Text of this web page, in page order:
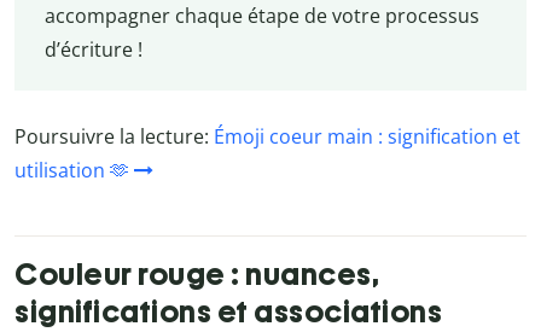
accompagner chaque étape de votre processus
d’écriture !
Poursuivre la lecture: Émoji coeur main : signification et
utilisation 🫶
Couleur rouge : nuances,
significations et associations